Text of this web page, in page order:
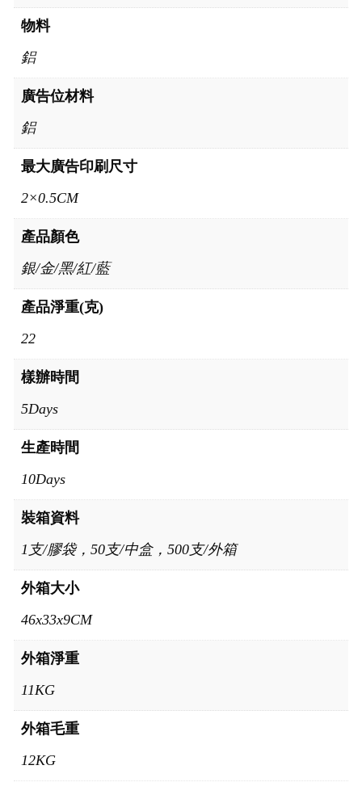
物料
鋁
廣告位材料
鋁
最大廣告印刷尺寸
2×0.5CM
產品顏色
銀/金/黑/紅/藍
產品淨重(克)
22
樣辦時間
5Days
生產時間
10Days
裝箱資料
1支/膠袋，50支/中盒，500支/外箱
外箱大小
46x33x9CM
外箱淨重
11KG
外箱毛重
12KG